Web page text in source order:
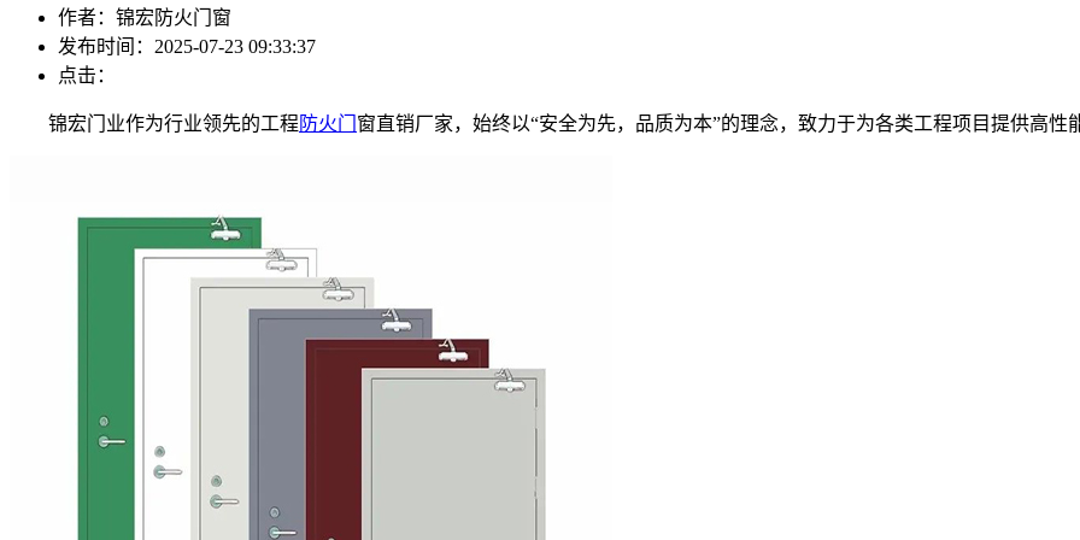
作者：锦宏防火门窗
发布时间：2025-07-23 09:33:37
点击：
锦宏门业作为行业领先的工程 防火门 窗直销厂家，始终以“安全为先，品质为本”的理念，致力于为各类工程项目提供高性